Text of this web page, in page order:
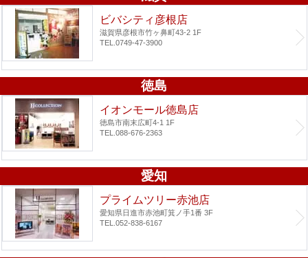
ビバシティ彦根店
滋賀県彦根市竹ヶ鼻町43-2 1F
TEL.0749-47-3900
徳島
イオンモール徳島店
徳島市南末広町4-1 1F
TEL.088-676-2363
愛知
プライムツリー赤池店
愛知県日進市赤池町箕ノ手1番 3F
TEL.052-838-6167